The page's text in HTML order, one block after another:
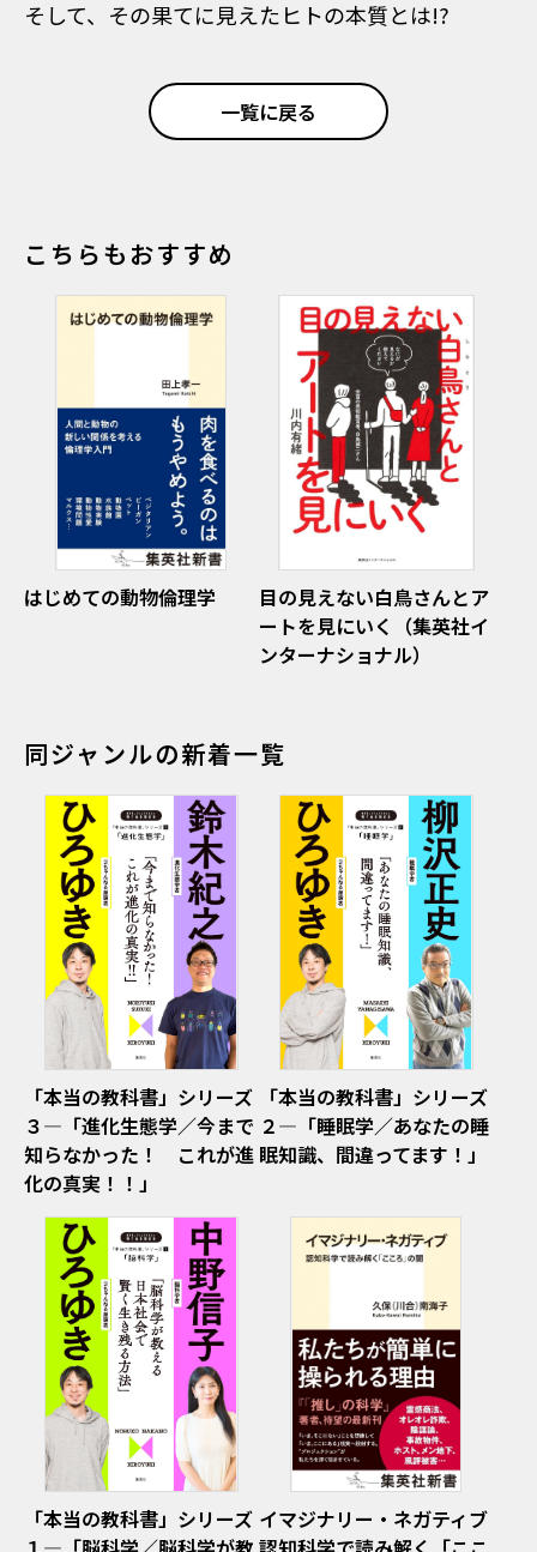
そして、その果てに見えたヒトの本質とは!?
一覧に戻る
こちらもおすすめ
はじめての動物倫理学
目の見えない白鳥さんとア
ートを見にいく（集英社イ
ンターナショナル）
同ジャンルの新着一覧
「本当の教科書」シリーズ
３―「進化生態学／今まで
知らなかった！ これが進
化の真実！！」
「本当の教科書」シリーズ
２―「睡眠学／あなたの睡
眠知識、間違ってます！」
「本当の教科書」シリーズ イマジナリー・ネガティブ